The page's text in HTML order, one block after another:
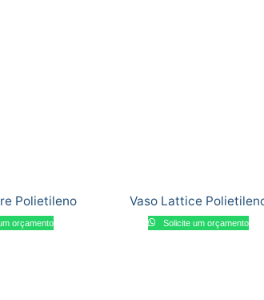
Polietileno
orçamento
Vaso Lattice
Solicite um orçamento